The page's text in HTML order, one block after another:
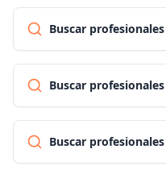
Buscar
Buscar
Buscar